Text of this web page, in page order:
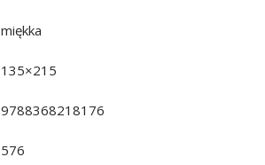
miękka
135×215
9788368218176
576